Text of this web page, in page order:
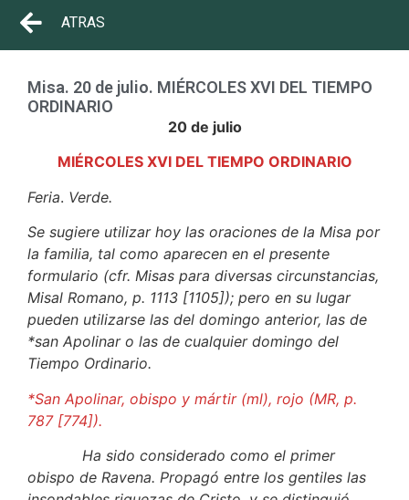
ATRAS
Misa. 20 de julio. MIÉRCOLES XVI DEL TIEMPO
ORDINARIO
20 de julio
MIÉRCOLES XVI DEL TIEMPO ORDINARIO
Feria. Verde.
Se sugiere utilizar hoy las oraciones de la Misa por
la familia, tal como aparecen en el presente
formulario (cfr. Misas para diversas circunstancias,
Misal Romano, p. 1113 [1105]); pero en su lugar
pueden utilizarse las del domingo anterior, las de
*san Apolinar o las de cualquier domingo del
Tiempo Ordinario.
*San Apolinar, obispo y mártir (ml), rojo (MR, p.
787 [774]).
Ha sido considerado como el primer
obispo de Ravena. Propagó entre los gentiles las